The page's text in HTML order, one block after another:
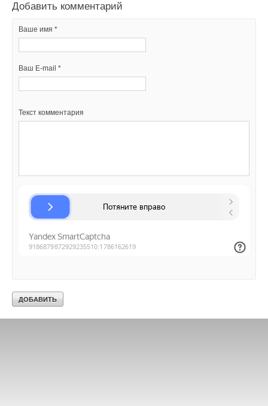
Добавить комментарий
Ваше имя *
Ваш E-mail *
Текст комментария